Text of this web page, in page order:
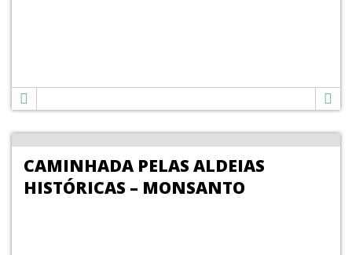
CAMINHADA PELAS ALDEIAS
HISTÓRICAS – MONSANTO